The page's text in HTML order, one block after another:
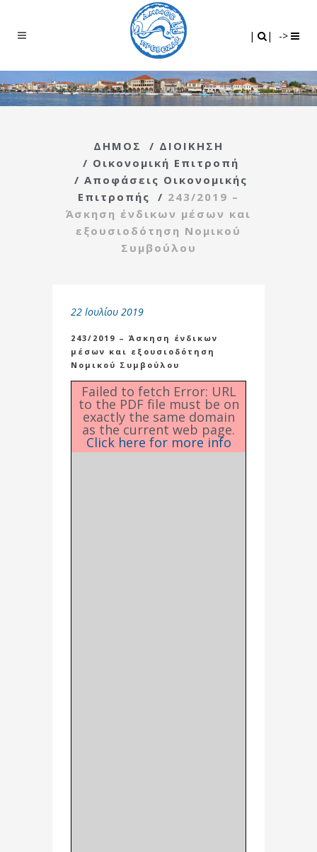
| | ->
ΔΗΜΟΣ / ΔΙΟΙΚΗΣΗ
/ Οικονομική Επιτροπή
/ Αποφάσεις Οικονομικής
Επιτροπής
/ 243/2019 –
Άσκηση ένδικων μέσων και
εξουσιοδότηση Νομικού
Συμβούλου
22 Ιουλίου 2019
243/2019 – Άσκηση ένδικων
μέσων και εξουσιοδότηση
Νομικού Συμβούλου
Failed to fetch Error: URL
to the PDF file must be on
exactly the same domain
as the current web page.
Click here for more info